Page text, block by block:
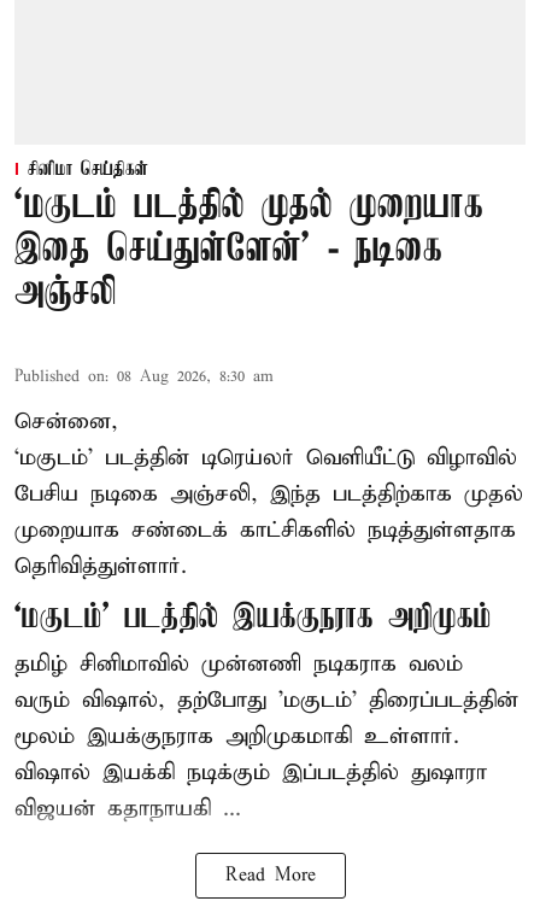
சினிமா செய்திகள்
‘மகுடம் படத்தில் முதல் முறையாக
இதை செய்துள்ளேன்’ - நடிகை
அஞ்சலி
Published on: 08 Aug 2026, 8:30 am
சென்னை,
‘மகுடம்’ படத்தின் டிரெய்லர் வெளியீட்டு விழாவில்
பேசிய நடிகை அஞ்சலி, இந்த படத்திற்காக முதல்
முறையாக சண்டைக் காட்சிகளில் நடித்துள்ளதாக
தெரிவித்துள்ளார்.
‘மகுடம்’ படத்தில் இயக்குநராக அறிமுகம்
தமிழ் சினிமாவில் முன்னணி நடிகராக வலம்
வரும் விஷால், தற்போது 'மகுடம்' திரைப்படத்தின்
மூலம் இயக்குநராக அறிமுகமாகி உள்ளார்.
விஷால் இயக்கி நடிக்கும் இப்படத்தில் துஷாரா
விஜயன் கதாநாயகி ...
Read More